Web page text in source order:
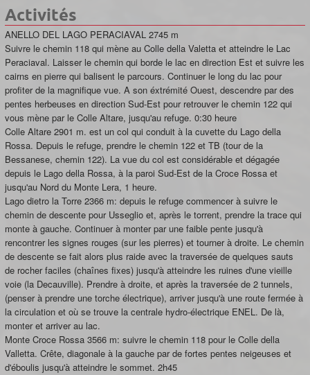
Activités
ANELLO DEL LAGO PERACIAVAL 2745 m
Suivre le chemin 118 qui mène au Colle della Valetta et atteindre le Lac
Peraciaval. Laisser le chemin qui borde le lac en direction Est et suivre les
cairns en pierre qui balisent le parcours. Continuer le long du lac pour
profiter de la magnifique vue. A son éxtrémité Ouest, descendre par des
pentes herbeuses en direction Sud-Est pour retrouver le chemin 122 qui
vous mène par le Colle Altare, jusqu'au refuge. 0:30 heure
Colle Altare 2901 m. est un col qui conduit à la cuvette du Lago della
Rossa. Depuis le refuge, prendre le chemin 122 et TB (tour de la
Bessanese, chemin 122). La vue du col est considérable et dégagée
depuis le Lago della Rossa, à la paroi Sud-Est de la Croce Rossa et
jusqu'au Nord du Monte Lera, 1 heure.
Lago dietro la Torre 2366 m: depuis le refuge commencer à suivre le
chemin de descente pour Usseglio et, après le torrent, prendre la trace qui
monte à gauche. Continuer à monter par une faible pente jusqu'à
rencontrer les signes rouges (sur les pierres) et tourner à droite. Le chemin
de descente se fait alors plus raide avec la traversée de quelques sauts
de rocher faciles (chaînes fixes) jusqu'à atteindre les ruines d'une vieille
voie (la Decauville). Prendre à droite, et après la traversée de 2 tunnels,
(penser à prendre une torche électrique), arriver jusqu'à une route fermée à
la circulation et où se trouve la centrale hydro-électrique ENEL. De là,
monter et arriver au lac.
Monte Croce Rossa 3566 m: suivre le chemin 118 pour le Colle della
Valletta. Crête, diagonale à la gauche par de fortes pentes neigeuses et
d'éboulis jusqu'à atteindre le sommet. 2h45